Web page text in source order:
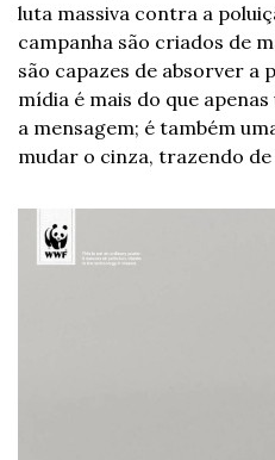
luta massiva contra a
campanha são criados de
são capazes de absorver a
mídia é mais do que
a mensagem; é também
mudar o cinza, trazendo de